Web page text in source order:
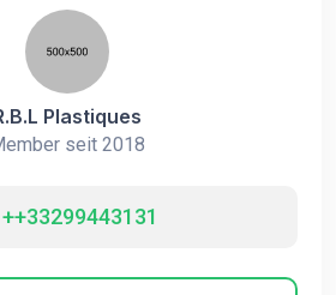
Plastiques
seit 2018
++33299443131